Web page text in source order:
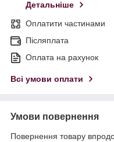
Детальніше
Оплатити частинами
Післяплата
Оплата на рахунок
Всі умови оплати
Умови повернення
Повернення товару